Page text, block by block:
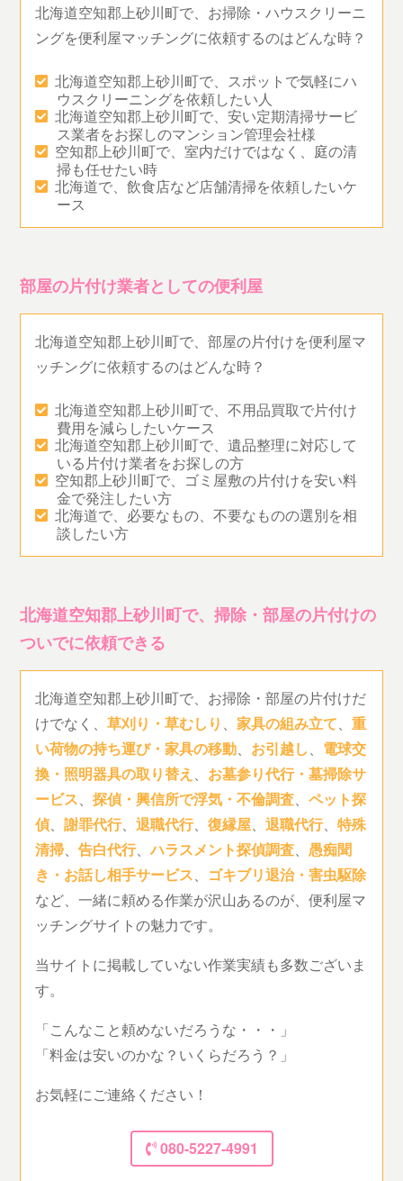
北海道空知郡上砂川町で、お掃除・ハウスクリーニ
ングを便利屋マッチングに依頼するのはどんな時？
北海道空知郡上砂川町で、スポットで気軽にハ
ウスクリーニングを依頼したい人
北海道空知郡上砂川町で、安い定期清掃サービ
ス業者をお探しのマンション管理会社様
空知郡上砂川町で、室内だけではなく、庭の清
掃も任せたい時
北海道で、飲食店など店舗清掃を依頼したいケ
ース
部屋の片付け業者としての便利屋
北海道空知郡上砂川町で、部屋の片付けを便利屋マ
ッチングに依頼するのはどんな時？
北海道空知郡上砂川町で、不用品買取で片付け
費用を減らしたいケース
北海道空知郡上砂川町で、遺品整理に対応して
いる片付け業者をお探しの方
空知郡上砂川町で、ゴミ屋敷の片付けを安い料
金で発注したい方
北海道で、必要なもの、不要なものの選別を相
談したい方
北海道空知郡上砂川町で、掃除・部屋の片付けの
ついでに依頼できる
北海道空知郡上砂川町で、お掃除・部屋の片付けだ
けでなく、草刈り・草むしり 、家具の組み立て、重
い荷物の持ち運び・家具の移動、 お引越し、 電球交
換・照明器具の取り替え 、 お墓参り代行・墓掃除サ
ービス、探偵・興信所で浮気・不倫調査、ペット探
偵、謝罪代行、退職代行、復縁屋、退職代行、特殊
清掃、告白代行、ハラスメント探偵調査、愚痴聞
き・お話し相手サービス、 ゴキブリ退治・害虫駆除
など、一緒に頼める作業が沢山あるのが、便利屋マ
ッチングサイトの魅力です。
当サイトに掲載していない作業実績も多数ございま
す。
「こんなこと頼めないだろうな・・・」
「料金は安いのかな？いくらだろう？」
お気軽にご連絡ください！
080-5227-4991